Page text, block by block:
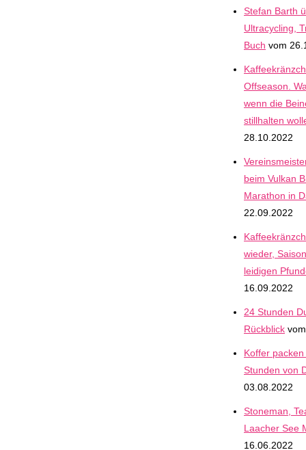
Stefan Barth
Ultracycling,
Buch vom
Offseason.
wenn die
stillhalten
28.10.2022
beim Vulkan
Marathon in
22.09.2022
wieder,
leidigen
16.09.2022
24 Stunden
Rückblick
Koffer
Stunden von
03.08.2022
Stoneman,
Laacher See
16.06.2022